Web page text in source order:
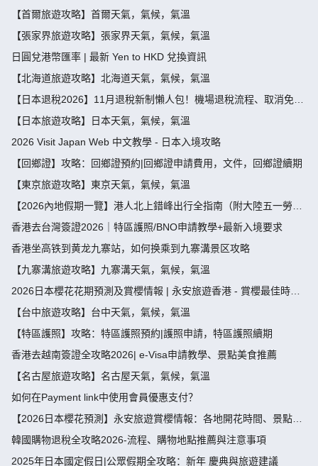
【首爾旅遊攻略】首爾天氣，氣候，氣溫
【張家界旅遊攻略】張家界天氣，氣候，氣溫
日圓兌港幣匯率 | 最新 Yen to HKD 兌換資訊
【北海道旅遊攻略】北海道天氣，氣候，氣溫
【日本退稅2026】11月退稅新制懶人包！機場退稅流程、取消免稅
袋及限額全攻略 - 永安旅遊
【日本旅遊攻略】日本天氣，氣候，氣溫
2026 Visit Japan Web 中文教學 - 日本入境攻略
【回鄉證】攻略：回鄉證預約|回鄉證申請費用，文件，回鄉證續期
【東京旅遊攻略】東京天氣，氣候，氣溫
【2026內地假期一覽】港人北上錯峰出行全指南（附大陸五一勞動
節，端午節假期攻略）
香港去台灣簽證2026｜特區護照/BNO申請教學+最新入境要求
香港坐高铁到黄龙九寨站，如何换乘到九寨溝景区攻略
【九寨溝旅遊攻略】九寨溝天氣，氣候，氣溫
2026日本櫻花花期預測及賞櫻情報 | 永安旅遊香港 - 賞櫻最佳時
間、地點推薦
【台中旅遊攻略】台中天氣，氣候，氣溫
【特區護照】攻略：特區護照預約|護照申請，特區護照續期
香港去越南簽證全攻略2026| e-Visa申請教學、景點美食推薦
【名古屋旅遊攻略】名古屋天氣，氣候，氣溫
如何在Payment link中使用會員優惠支付？
【2026日本櫻花預測】永安旅遊賞櫻情報：各地開花時間、景點推
薦
韓國購物退稅全攻略2026-流程、購物地點推薦與注意事項
2025年日本國定假日|公眾假期全攻略：新年 慶典與旅遊建議